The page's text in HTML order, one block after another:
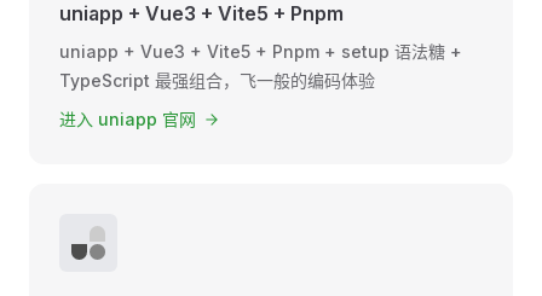
uniapp + Vue3 + Vite5 + Pnpm
uniapp + Vue3 + Vite5 + Pnpm + setup 语法糖 +
TypeScript 最强组合，飞一般的编码体验
进入 uniapp 官网